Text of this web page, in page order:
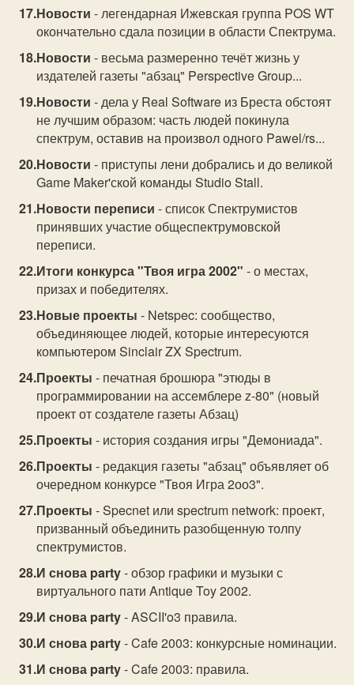
Новости - легендарная Ижевская группа POS WT
окончательно сдала позиции в области Спектрума.
Новости - весьма размеренно течёт жизнь у
издателей газеты "абзац" Perspective Group...
Новости - дела у Real Software из Бреста обстоят
не лучшим образом: часть людей покинула
спектрум, оставив на произвол одного Pawel/rs...
Новости - приступы лени добрались и до великой
Game Maker'ской команды Studio Stall.
Новости переписи - список Спектрумистов
принявших участие общеспектрумовской
переписи.
Итоги конкурса "Твоя игра 2002" - о местах,
призах и победителях.
Новые проекты - Netspec: сообщество,
объединяющее людей, которые интересуются
компьютером Sinclair ZX Spectrum.
Проекты - печатная брошюра "этюды в
программировании на ассемблере z-80" (новый
проект от создателе газеты Абзац)
Проекты - история создания игры "Демониада".
Проекты - редакция газеты "абзац" объявляет об
очередном конкурсе "Твоя Игра 2оо3".
Проекты - Specnet или spectrum network: проект,
призванный объединить разобщенную толпу
спектрумистов.
И снова party- обзор графики и музыки с
виртуального пати Antique Toy 2002.
И снова party- ASCII'o3 правила.
И снова party- Cafe 2003: конкурсные номинации.
И снова party- Cafe 2003: правила.